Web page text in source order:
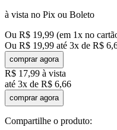
à vista no Pix ou Boleto
Ou R$ 19,99 (em 1x no
Ou R$ 19,99 até 3x de R$ 6,
comprar agora
R$ 17,99 à vista
até 3x de R$ 6,66
comprar agora
Compartilhe o produto: